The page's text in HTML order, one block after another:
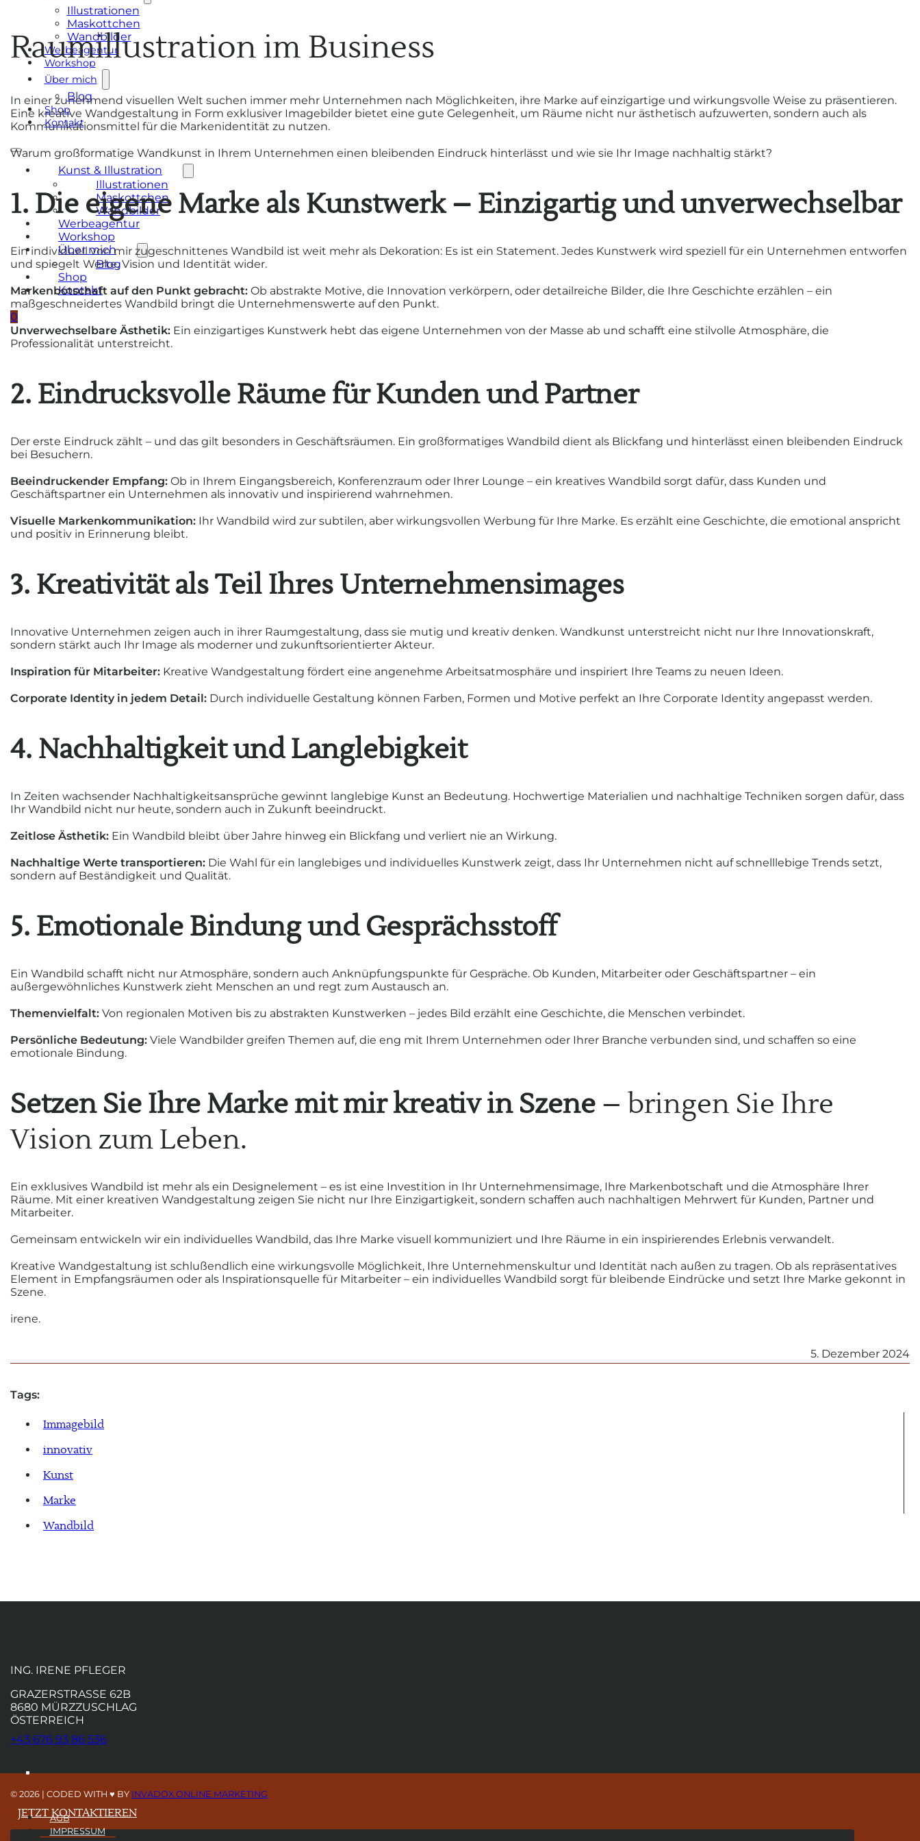
Illustrationen
Maskottchen
Wandbilder
Werbeagentur
Workshop
Über mich
Blog
Shop
Kontakt
Kunst & Illustration
Illustrationen
Maskottchen
Wandbilder
Werbeagentur
Workshop
Über mich
Blog
Shop
Kontakt
0
Raumillustration im Business
In einer zunehmend visuellen Welt suchen immer mehr Unternehmen nach Möglichkeiten, ihre Marke auf einzigartige und wirkungsvolle Weise zu präsentieren.
Eine kreative Wandgestaltung in Form exklusiver Imagebilder bietet eine gute Gelegenheit, um Räume nicht nur ästhetisch aufzuwerten, sondern auch als
Kommunikationsmittel für die Markenidentität zu nutzen.
Warum großformatige Wandkunst in Ihrem Unternehmen einen bleibenden Eindruck hinterlässt und wie sie Ihr Image nachhaltig stärkt?
1. Die eigene Marke als Kunstwerk – Einzigartig und unverwechselbar
Ein individuell von mir zugeschnittenes Wandbild ist weit mehr als Dekoration: Es ist ein Statement. Jedes Kunstwerk wird speziell für ein Unternehmen entworfen
und spiegelt Werte, Vision und Identität wider.
Markenbotschaft auf den Punkt gebracht: Ob abstrakte Motive, die Innovation verkörpern, oder detailreiche Bilder, die Ihre Geschichte erzählen – ein
maßgeschneidertes Wandbild bringt die Unternehmenswerte auf den Punkt.
Unverwechselbare Ästhetik: Ein einzigartiges Kunstwerk hebt das eigene Unternehmen von der Masse ab und schafft eine stilvolle Atmosphäre, die
Professionalität unterstreicht.
2. Eindrucksvolle Räume für Kunden und Partner
Der erste Eindruck zählt – und das gilt besonders in Geschäftsräumen. Ein großformatiges Wandbild dient als Blickfang und hinterlässt einen bleibenden Eindruck
bei Besuchern.
Beeindruckender Empfang: Ob in Ihrem Eingangsbereich, Konferenzraum oder Ihrer Lounge – ein kreatives Wandbild sorgt dafür, dass Kunden und
Geschäftspartner ein Unternehmen als innovativ und inspirierend wahrnehmen.
Visuelle Markenkommunikation: Ihr Wandbild wird zur subtilen, aber wirkungsvollen Werbung für Ihre Marke. Es erzählt eine Geschichte, die emotional anspricht
und positiv in Erinnerung bleibt.
3. Kreativität als Teil Ihres Unternehmensimages
Innovative Unternehmen zeigen auch in ihrer Raumgestaltung, dass sie mutig und kreativ denken. Wandkunst unterstreicht nicht nur Ihre Innovationskraft,
sondern stärkt auch Ihr Image als moderner und zukunftsorientierter Akteur.
Inspiration für Mitarbeiter: Kreative Wandgestaltung fördert eine angenehme Arbeitsatmosphäre und inspiriert Ihre Teams zu neuen Ideen.
Corporate Identity in jedem Detail: Durch individuelle Gestaltung können Farben, Formen und Motive perfekt an Ihre Corporate Identity angepasst werden.
4. Nachhaltigkeit und Langlebigkeit
In Zeiten wachsender Nachhaltigkeitsansprüche gewinnt langlebige Kunst an Bedeutung. Hochwertige Materialien und nachhaltige Techniken sorgen dafür, dass
Ihr Wandbild nicht nur heute, sondern auch in Zukunft beeindruckt.
Zeitlose Ästhetik: Ein Wandbild bleibt über Jahre hinweg ein Blickfang und verliert nie an Wirkung.
Nachhaltige Werte transportieren: Die Wahl für ein langlebiges und individuelles Kunstwerk zeigt, dass Ihr Unternehmen nicht auf schnelllebige Trends setzt,
sondern auf Beständigkeit und Qualität.
5. Emotionale Bindung und Gesprächsstoff
Ein Wandbild schafft nicht nur Atmosphäre, sondern auch Anknüpfungspunkte für Gespräche. Ob Kunden, Mitarbeiter oder Geschäftspartner – ein
außergewöhnliches Kunstwerk zieht Menschen an und regt zum Austausch an.
Themenvielfalt: Von regionalen Motiven bis zu abstrakten Kunstwerken – jedes Bild erzählt eine Geschichte, die Menschen verbindet.
Persönliche Bedeutung: Viele Wandbilder greifen Themen auf, die eng mit Ihrem Unternehmen oder Ihrer Branche verbunden sind, und schaffen so eine
emotionale Bindung.
Setzen Sie Ihre Marke mit mir kreativ in Szene – bringen Sie Ihre
Vision zum Leben.
Ein exklusives Wandbild ist mehr als ein Designelement – es ist eine Investition in Ihr Unternehmensimage, Ihre Markenbotschaft und die Atmosphäre Ihrer
Räume. Mit einer kreativen Wandgestaltung zeigen Sie nicht nur Ihre Einzigartigkeit, sondern schaffen auch nachhaltigen Mehrwert für Kunden, Partner und
Mitarbeiter.
Gemeinsam entwickeln wir ein individuelles Wandbild, das Ihre Marke visuell kommuniziert und Ihre Räume in ein inspirierendes Erlebnis verwandelt.
Kreative Wandgestaltung ist schlußendlich eine wirkungsvolle Möglichkeit, Ihre Unternehmenskultur und Identität nach außen zu tragen. Ob als repräsentatives
Element in Empfangsräumen oder als Inspirationsquelle für Mitarbeiter – ein individuelles Wandbild sorgt für bleibende Eindrücke und setzt Ihre Marke gekonnt in
Szene.
irene.
5. Dezember 2024
Tags:
Immagebild
innovativ
Kunst
Marke
Wandbild
ING. IRENE PFLEGER
GRAZERSTRASSE 62B
8680 MÜRZZUSCHLAG
ÖSTERREICH
+43 676 93 86 536
GOOGLE BEWERTUNG ABGEBEN
KUNST@IRENE-PFLEGER.COM
JETZT KONTAKTIEREN
© 2026 | CODED WITH ♥ BY INVADOX ONLINE MARKETING
AGB
IMPRESSUM